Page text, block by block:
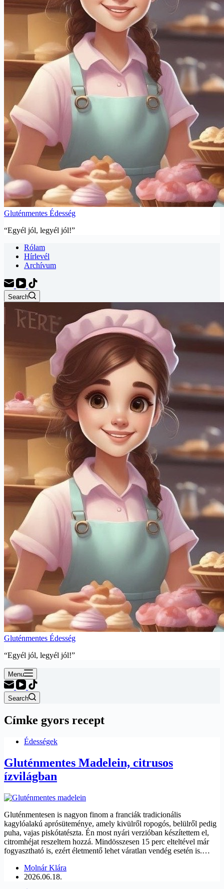
Gluténmentes Édesség
“Egyél jól, legyél jól!”
Rólam
Hírlevél
Archívum
Search
Gluténmentes Édesség
“Egyél jól, legyél jól!”
Menu
Search
Címke gyors recept
Édességek
Gluténmentes Madelein, citrusos
ízvilágban
Gluténmentesen is nagyon finom a franciák tradicionális
kagylóalakú aprósüteménye, amely kivülről ropogós, belülről pedig
puha, vajas piskótatészta. Én most nyári verzióban készítettem el,
citromhéjat reszeltem hozzá. Mindösszesen 15 perc elteltével már
fogyasztható is, ezért életmentő lehet váratlan vendég esetén is.…
Molnár Klára
2026.06.18.